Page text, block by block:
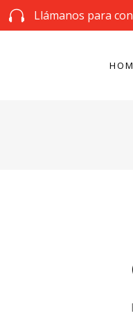
Llámanos para